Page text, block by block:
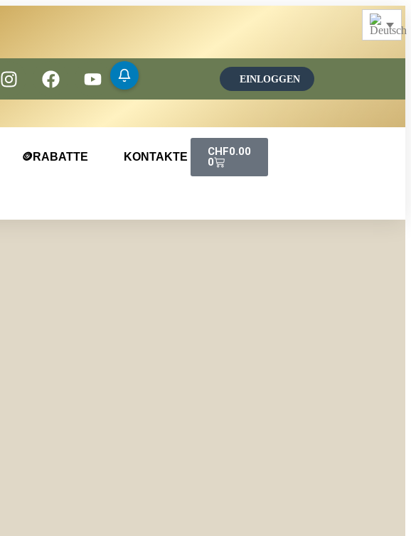
EINLOGGEN
CHF0.00
0
🪙RABATTE KONTAKTE